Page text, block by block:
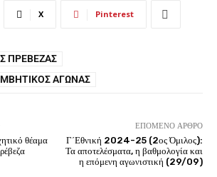
X Pinterest
ΠΡΈΒΕΖΑΣ
ΑΓΏΝΑΣ
θέαμα
ΕΠΌΜΕΝΟ ΆΡΘΡΟ
Γ΄Εθνική 2024-25 (2ος Όμιλος):
Τα αποτελέσματα, η βαθμολογία και
η επόμενη αγωνιστική (29/09)